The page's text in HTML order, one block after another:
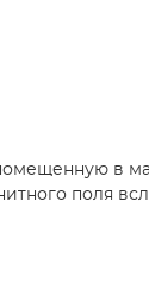
в
поля